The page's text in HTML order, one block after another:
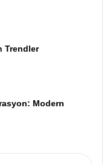
Trendler
Modern